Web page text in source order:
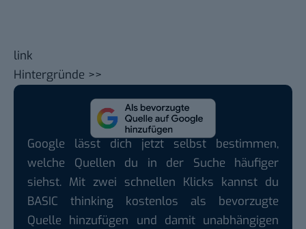
link
Hintergründe >>
Google lässt dich jetzt selbst bestimmen,
welche Quellen du in der Suche häufiger
siehst. Mit zwei schnellen Klicks kannst du
BASIC thinking kostenlos als bevorzugte
Quelle hinzufügen und damit unabhängigen